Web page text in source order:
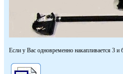
Если у Вас одновременно накапливается 3